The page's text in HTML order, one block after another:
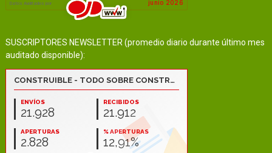
SUSCRIPTORES NEWSLETTER (promedio diario durante último mes
auditado disponible):